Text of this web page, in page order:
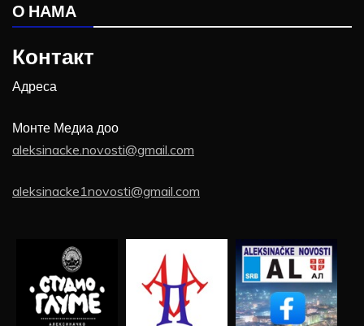
О НАМА
Контакт
Адреса
Монте Медиа доо
aleksinacke.novosti@gmail.com
aleksinacke1novosti@gmail.com